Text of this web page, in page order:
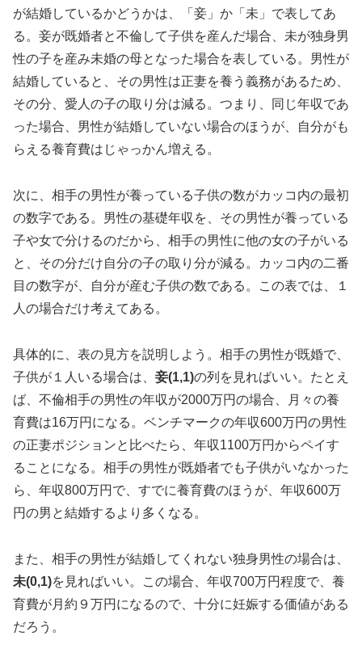
が結婚しているかどうかは、「妾」か「未」で表してあ
る。妾が既婚者と不倫して子供を産んだ場合、未が独身男
性の子を産み未婚の母となった場合を表している。男性が
結婚していると、その男性は正妻を養う義務があるため、
その分、愛人の子の取り分は減る。つまり、同じ年収であ
った場合、男性が結婚していない場合のほうが、自分がも
らえる養育費はじゃっかん増える。
次に、相手の男性が養っている子供の数がカッコ内の最初
の数字である。男性の基礎年収を、その男性が養っている
子や女で分けるのだから、相手の男性に他の女の子がいる
と、その分だけ自分の子の取り分が減る。カッコ内の二番
目の数字が、自分が産む子供の数である。この表では、１
人の場合だけ考えてある。
具体的に、表の見方を説明しよう。相手の男性が既婚で、
子供が１人いる場合は、 妾(1,1)の列を見ればいい。たとえ
ば、不倫相手の男性の年収が2000万円の場合、月々の養
育費は16万円になる。ベンチマークの年収600万円の男性
の正妻ポジションと比べたら、年収1100万円からペイす
ることになる。相手の男性が既婚者でも子供がいなかった
ら、年収800万円で、すでに養育費のほうが、年収600万
円の男と結婚するより多くなる。
また、相手の男性が結婚してくれない独身男性の場合は、
未(0,1)を見ればいい。この場合、年収700万円程度で、養
育費が月約９万円になるので、十分に妊娠する価値がある
だろう。